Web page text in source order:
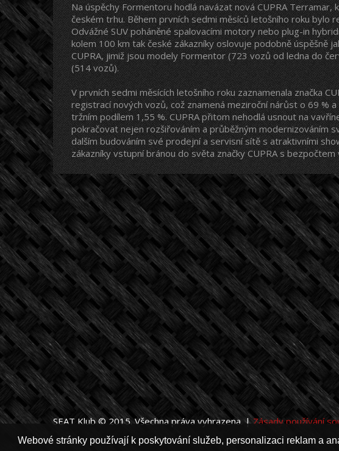
Webové stránky používají k poskytování služeb, personalizaci reklam a
Na úspěchy Formentoru hodlá navázat nová CUPRA
českém trhu. Během prvních sedmi měsíců letošního roku bylo
Odvážné SUV poháněné spalovacími motory nebo plug-in
kolem 100 km tak české zákazníky oslovuje podobně úspěšně
CUPRA, jimiž jsou modely Formentor (723 vozů od ledna do
(514 vozů).
V prvních sedmi měsících letošního roku zaznamenala značka
registrací nových vozů, což znamená meziroční nárůst o 69 %
tržním podílem 1,55 %. CUPRA přitom nehodlá usnout na
pokračovat nejen rozšiřováním a průběžným modernizováním
dalším budováním své prodejní a servisní sítě s atraktivními
zákazníky vstupní bránou do světa značky CUPRA s bezpočtem
SEAT Klub © 2015. Všechna práva vyhrazena. |Zásady používání